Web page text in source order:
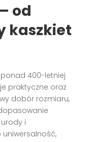
od
kaszkiet
400-letniej
praktyczne oraz
dobór rozmiaru,
i